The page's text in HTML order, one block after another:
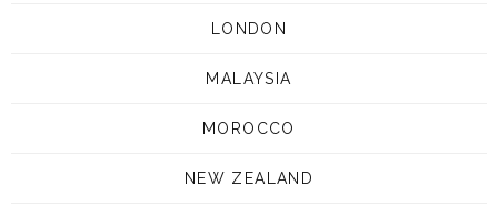
LONDON
MALAYSIA
MOROCCO
NEW ZEALAND